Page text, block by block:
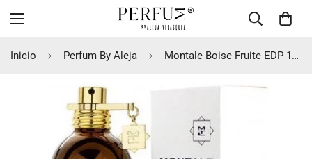
Inicio Perfum By Aleja Montale Boise Fruite EDP 100ml Unisex